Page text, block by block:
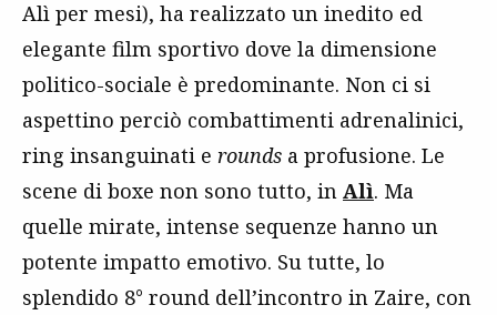
Alì per mesi), ha realizzato un inedito ed
elegante film sportivo dove la dimensione
politico-sociale è predominante. Non ci si
aspettino perciò combattimenti adrenalinici,
ring insanguinati e rounds a profusione. Le
scene di boxe non sono tutto, in Alì. Ma
quelle mirate, intense sequenze hanno un
potente impatto emotivo. Su tutte, lo
splendido 8° round dell’incontro in Zaire, con